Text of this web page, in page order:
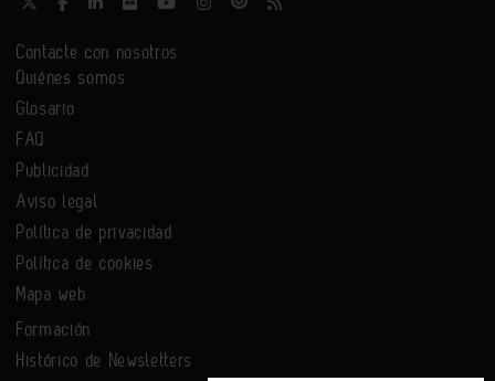
Contacte con nosotros
Quiénes somos
Glosario
FAQ
Publicidad
Aviso legal
Política de privacidad
Política de cookies
Mapa web
Formación
Histórico de Newsletters